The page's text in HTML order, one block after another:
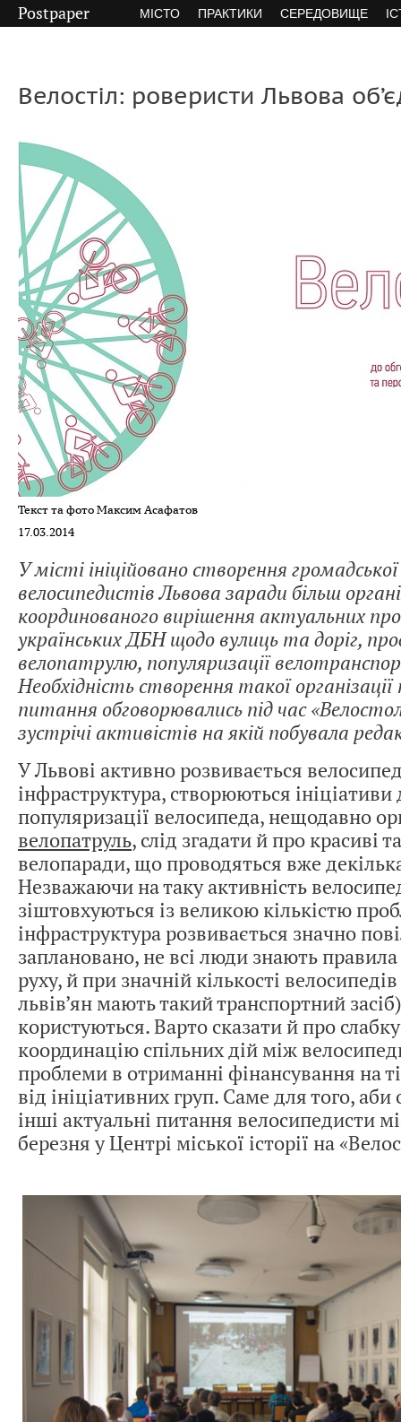
Postpaper МІСТО ПРАКТИКИ СЕРЕДОВИЩЕ
Велостіл: роверисти Львова
Текст та фото Максим Асафатов
17.03.2014
У місті ініційовано створення громадської
велосипедистів Львова заради більш
координованого вирішення актуальних
українських ДБН щодо вулиць та доріг,
велопатрулю, популяризації
Необхідність створення такої
питання обговорювались під час
зустрічі активістів на якій побувала
У Львові активно розвивається
інфраструктура, створюються ініціативи
популяризації велосипеда, нещодавно
велопатруль, слід згадати й про красиві
велопаради, що проводяться вже
Незважаючи на таку активність
зіштовхуються із великою кількістю
інфраструктура розвивається значно
заплановано, не всі люди знають
руху, й при значній кількості
львів’ян мають такий транспортний
користуються. Варто сказати й про
координацію спільних дій між
проблеми в отриманні фінансування на
від ініціативних груп. Саме для того, аби
інші актуальні питання велосипедисти
березня у Центрі міської історії на